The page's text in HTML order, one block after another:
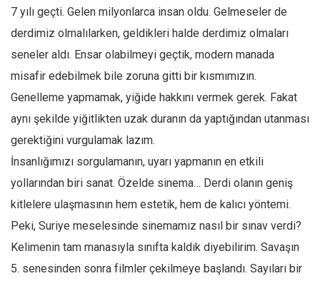
Kitap
Karisi kitap sualleri
7 soruda bu hafta
Manzara
Sağlık
Gıda-Beslenme
Hayat
Türkiye
Siyaset
Dünya
7 yılı geçti. Gelen milyonlarca insan oldu. Gelmeseler de
derdimiz olmalılarken, geldikleri halde derdimiz olmaları
seneler aldı. Ensar olabilmeyi geçtik, modern manada
misafir edebilmek bile zoruna gitti bir kısmımızın.
Genelleme yapmamak, yiğide hakkını vermek gerek. Fakat
aynı şekilde yiğitlikten uzak duranın da yaptığından utanması
gerektiğini vurgulamak lazım.
İnsanlığımızı sorgulamanın, uyarı yapmanın en etkili
yollarından biri sanat. Özelde sinema… Derdi olanın geniş
kitlelere ulaşmasının hem estetik, hem de kalıcı yöntemi.
Peki, Suriye meselesinde sinemamız nasıl bir sınav verdi?
Kelimenin tam manasıyla sınıfta kaldık diyebilirim. Savaşın
5. senesinden sonra filmler çekilmeye başlandı. Sayıları bir